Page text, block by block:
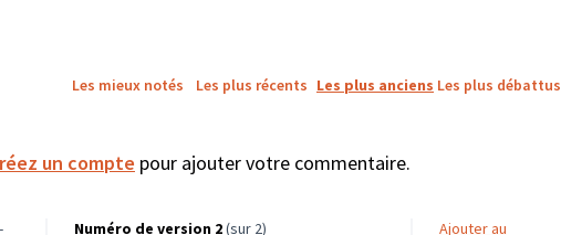
Les mieux notés Les plus récents Les plus anciens Les plus débattus
un compte pour ajouter votre commentaire.
Numéro de version 2(sur 2)
Ajouter au